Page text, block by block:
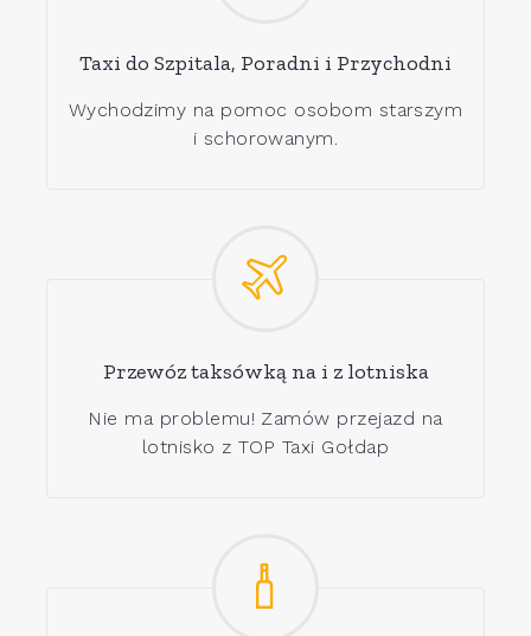
Taxi do Szpitala, Poradni i Przychodni
Wychodzimy na pomoc osobom starszym
i schorowanym.
Przewóz taksówką na i z lotniska
Nie ma problemu! Zamów przejazd na
lotnisko z TOP Taxi Gołdap